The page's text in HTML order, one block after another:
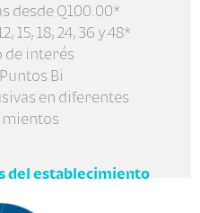
desde Q100.00*
15, 18, 24, 36 y 48*
de interés
Bi
en diferentes
del establecimiento